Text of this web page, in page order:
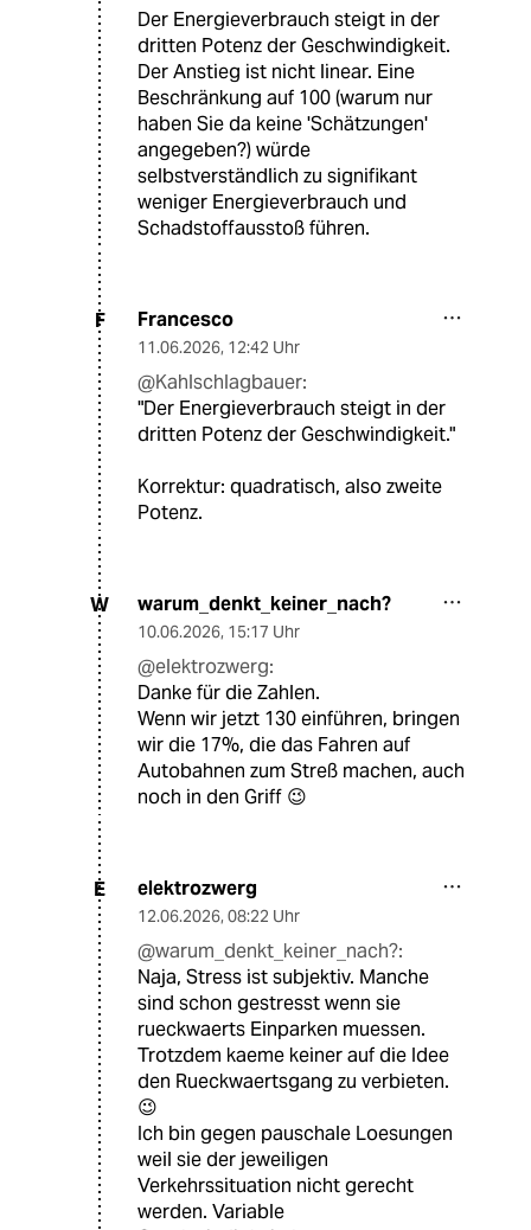
Der Energieverbrauch steigt in der
dritten Potenz der Geschwindigkeit.
Der Anstieg ist nicht linear. Eine
Beschränkung auf 100 (warum nur
haben Sie da keine 'Schätzungen'
angegeben?) würde
selbstverständlich zu signifikant
weniger Energieverbrauch und
Schadstoffausstoß führen.
F Francesco
11.06.2026, 12:42 Uhr
@Kahlschlagbauer:
"Der Energieverbrauch steigt in der
dritten Potenz der Geschwindigkeit."
Korrektur: quadratisch, also zweite
Potenz.
W warum_denkt_keiner_nach?
10.06.2026, 15:17 Uhr
@elektrozwerg:
Danke für die Zahlen.
Wenn wir jetzt 130 einführen, bringen
wir die 17%, die das Fahren auf
Autobahnen zum Streß machen, auch
noch in den Griff 😉
E elektrozwerg
12.06.2026, 08:22 Uhr
@warum_denkt_keiner_nach?:
Naja, Stress ist subjektiv. Manche
sind schon gestresst wenn sie
rueckwaerts Einparken muessen.
Trotzdem kaeme keiner auf die Idee
den Rueckwaertsgang zu verbieten.
😉
Ich bin gegen pauschale Loesungen
weil sie der jeweiligen
Verkehrssituation nicht gerecht
werden. Variable